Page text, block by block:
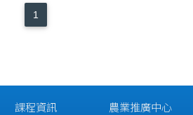
1
課程資訊 農業推廣中心